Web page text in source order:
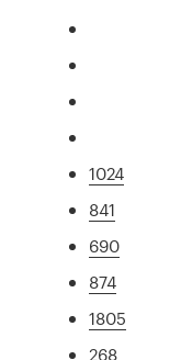
1024
841
690
874
1805
268